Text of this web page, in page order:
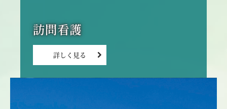
訪問看護
詳しく見る